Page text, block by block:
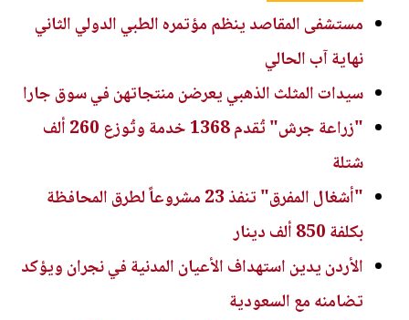
مستشفى المقاصد ينظم مؤتمره الطبي الدولي الثاني
نهاية آب الحالي
سيدات المثلث الذهبي يعرضن منتجاتهن في سوق جارا
"زراعة جرش" تُقدم 1368 خدمة وتُوزع 260 ألف
شتلة
"أشغال المفرق" تنفذ 23 مشروعاً لطرق المحافظة
بكلفة 850 ألف دينار
الأردن يدين استهداف الأعيان المدنية في نجران ويؤكد
تضامنه مع السعودية